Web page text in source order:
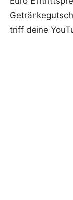
triff deine